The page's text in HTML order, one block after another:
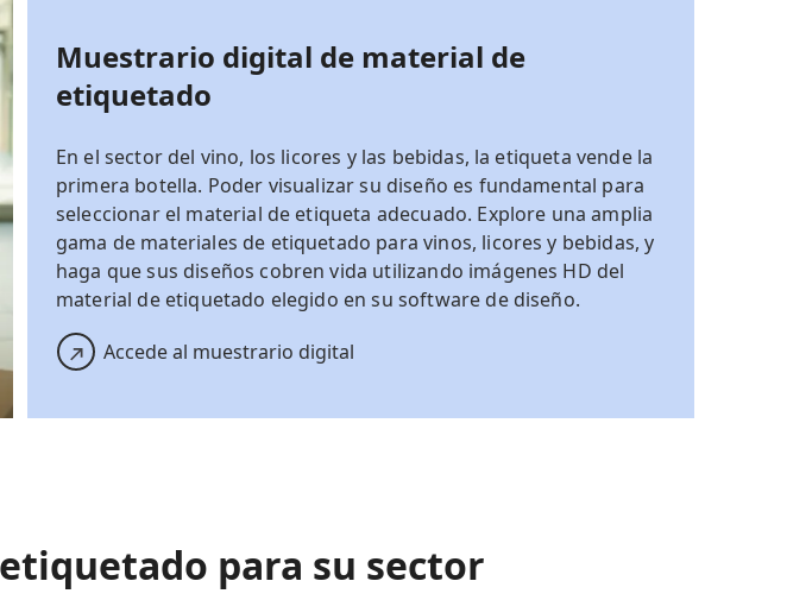
Muestrario digital de material de
etiquetado
En el sector del vino, los licores y las bebidas, la etiqueta vende la
primera botella. Poder visualizar su diseño es fundamental para
seleccionar el material de etiqueta adecuado. Explore una amplia
gama de materiales de etiquetado para vinos, licores y bebidas, y
haga que sus diseños cobren vida utilizando imágenes HD del
material de etiquetado elegido en su software de diseño.
Accede al muestrario digital
para su sector